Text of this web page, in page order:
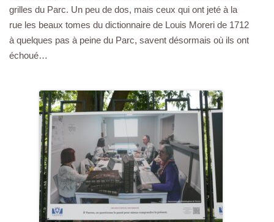
grilles du Parc. Un peu de dos, mais ceux qui ont jeté à la
rue les beaux tomes du dictionnaire de Louis Moreri de 1712
à quelques pas à peine du Parc, savent désormais où ils ont
échoué…